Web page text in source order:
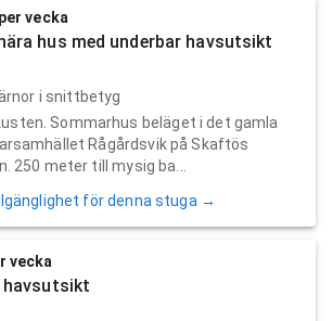
vecka
hus med underbar havsutsikt
i snittbetyg
Sommarhus beläget i det gamla
Rågårdsvik på Skaftös
250 meter till mysig ba...
för denna stuga →
vecka
havsutsikt